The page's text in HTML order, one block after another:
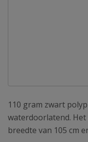
110 gram zwart
waterdoorlatend.
breedte van 105 cm